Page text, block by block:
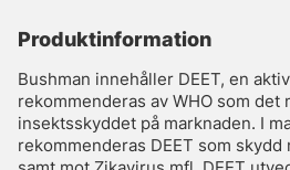
Produktinformation
Bushman innehåller DEET, en
rekommenderas av WHO som det
insektsskyddet på marknaden. I
rekommenderas DEET som skydd